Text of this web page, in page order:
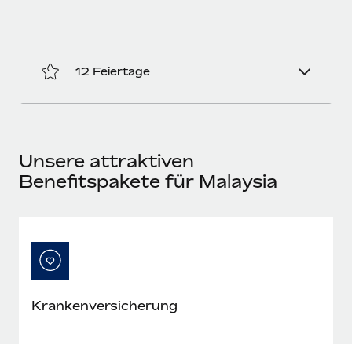
12 Feiertage
Unsere attraktiven
Benefitspakete für Malaysia
Krankenversicherung